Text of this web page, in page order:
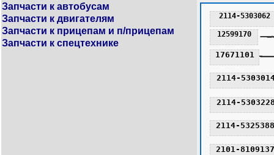
Запчасти к автобусам
Запчасти к двигателям
Запчасти к прицепам и п/прицепам
Запчасти к спецтехнике
12599170
17671101
2101-8109137
2114-
2114-5303062
2114-
2114-5325388